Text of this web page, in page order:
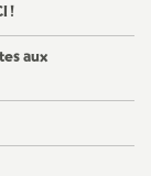
!
aux